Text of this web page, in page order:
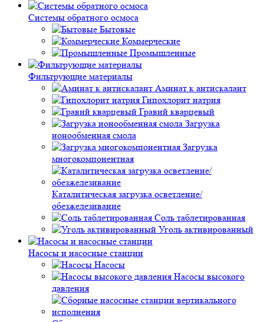
Системы обратного осмоса
Бытовые
Коммерческие
Промышленные
Фильтрующие материалы
Аминат к антискалант
Гипохлорит натрия
Гравий кварцевый
Загрузка
ионообменная смола
Загрузка
многокомпонентная
Каталитическая загрузка осветление/
обезжелезивание
Соль таблетированная
Уголь активированный
Насосы и насосные станции
Насосы
Насосы высокого
давления